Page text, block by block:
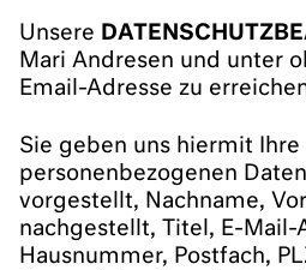
Unsere
Mari Andresen und unter
Email-Adresse zu
Sie geben uns hiermit
personenbezogenen
vorgestellt, Nachname,
nachgestellt, Titel, E-Mail-
Hausnummer, Postfach,